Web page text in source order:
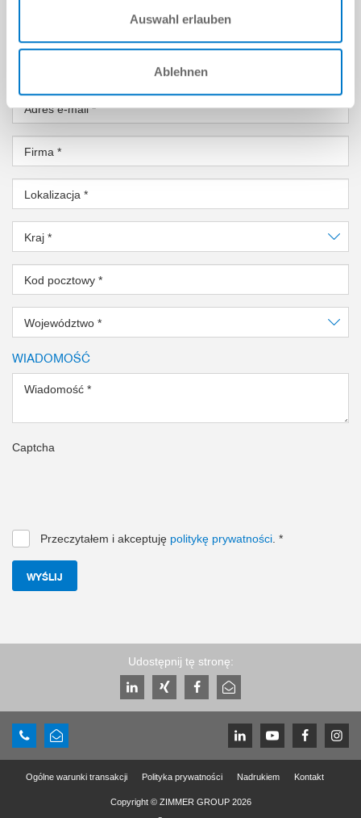
Auswahl erlauben
Ablehnen
Adres e-mail*
Firma *
Lokalizacja *
Kraj *
Kod pocztowy *
Województwo *
WIADOMOŚĆ
Wiadomość *
Captcha
Przeczytałem i akceptuję politykę prywatności *
WYŚLIJ
Udostępnij tę stronę:
Ogólne warunki transakcji Polityka prywatności Nadrukiem Kontakt
Copyright © ZIMMER GROUP 2026